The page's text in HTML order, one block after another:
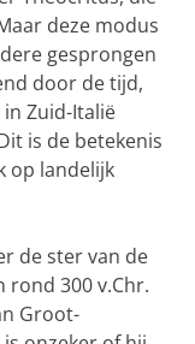
deze modus
gesprongen
door de tijd,
Zuid-Italië
is de betekenis
op landelijk
de ster van de
rond 300 v.Chr.
Groot-